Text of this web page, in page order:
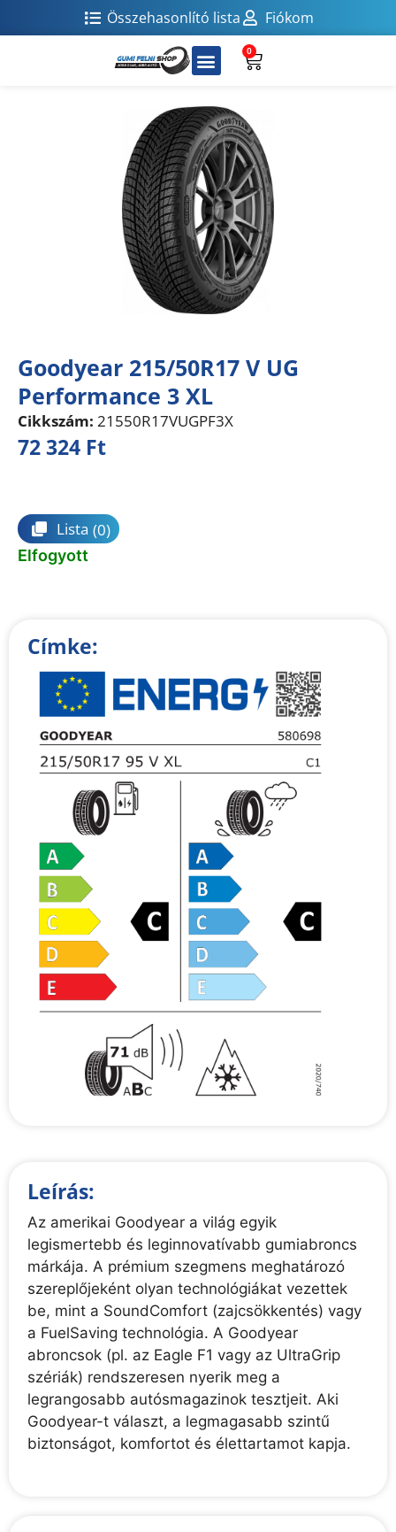
Összehasonlító lista Fiókom
0
Goodyear 215/50R17 V UG
Performance 3 XL
Cikkszám: 21550R17VUGPF3X
72 324 Ft
Lista (0)
Elfogyott
Címke:
Leírás:
Az amerikai Goodyear a világ egyik
legismertebb és leginnovatívabb gumiabroncs
márkája. A prémium szegmens meghatározó
szereplőjeként olyan technológiákat vezettek
be, mint a SoundComfort (zajcsökkentés) vagy
a FuelSaving technológia. A Goodyear
abroncsok (pl. az Eagle F1 vagy az UltraGrip
szériák) rendszeresen nyerik meg a
legrangosabb autósmagazinok tesztjeit. Aki
Goodyear-t választ, a legmagasabb szintű
biztonságot, komfortot és élettartamot kapja.